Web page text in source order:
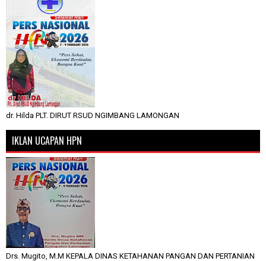
dr. Hilda PLT. DIRUT RSUD NGIMBANG LAMONGAN
IKLAN UCAPAN HPN
Drs. Mugito, M.M KEPALA DINAS KETAHANAN PANGAN DAN PERTANIAN